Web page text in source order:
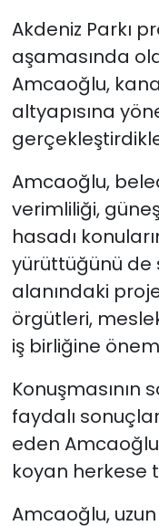
Akdeniz Parkı
aşamasında
Amcaoğlu,
altyapısına
Amcaoğlu,
verimliliği,
hasadı
yürüttüğünü de
alanındaki
örgütleri,
iş birliğine
Konuşmasının
faydalı
eden
koyan herkese
Amcaoğlu,